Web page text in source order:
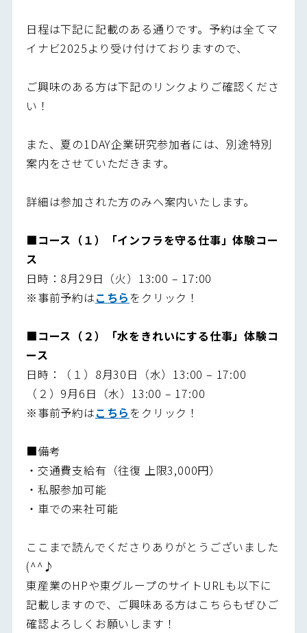
日程は下記に記載のある通りです。予約は全てマ
イナビ2025より受け付けておりますので、
ご興味のある方は下記のリンクよりご確認くださ
い！
また、夏の1DAY企業研究参加者には、別途特別
案内をさせていただきます。
詳細は参加された方のみへ案内いたします。
■コース（１）「インフラを守る仕事」体験コー
ス
日時：8月29日（火）13:00 – 17:00
※事前予約はこちら をクリック！
■コース（２）「水をきれいにする仕事」体験コ
ース
日時：（１）8月30日（水）13:00 – 17:00
（２）9月6日（水）13:00 – 17:00
※事前予約はこちら をクリック！
■備考
・交通費支給有（往復 上限3,000円）
・私服参加可能
・車での来社可能
ここまで読んでくださりありがとうございました
(^^♪
東産業のHPや東グループのサイトURLも以下に
記載しますので、ご興味ある方はこちらもぜひご
確認よろしくお願いします！